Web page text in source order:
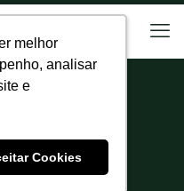
melhor
analisar
e
Cookies
melhor
analisar
e
Cookies